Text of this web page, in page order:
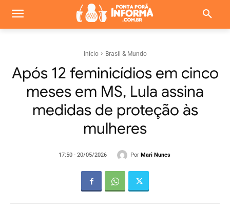
Início Brasil & Mundo
Após 12 feminicídios em cinco
meses em MS, Lula assina
medidas de proteção às
mulheres
17:50 - 20/05/2026 Por Mari Nunes